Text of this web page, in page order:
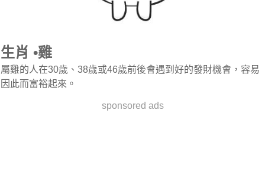
生肖 •雞
屬雞的人在30歲、38歲或46歲前後會遇到好的發財機會，容易
因此而富裕起來。
sponsored ads